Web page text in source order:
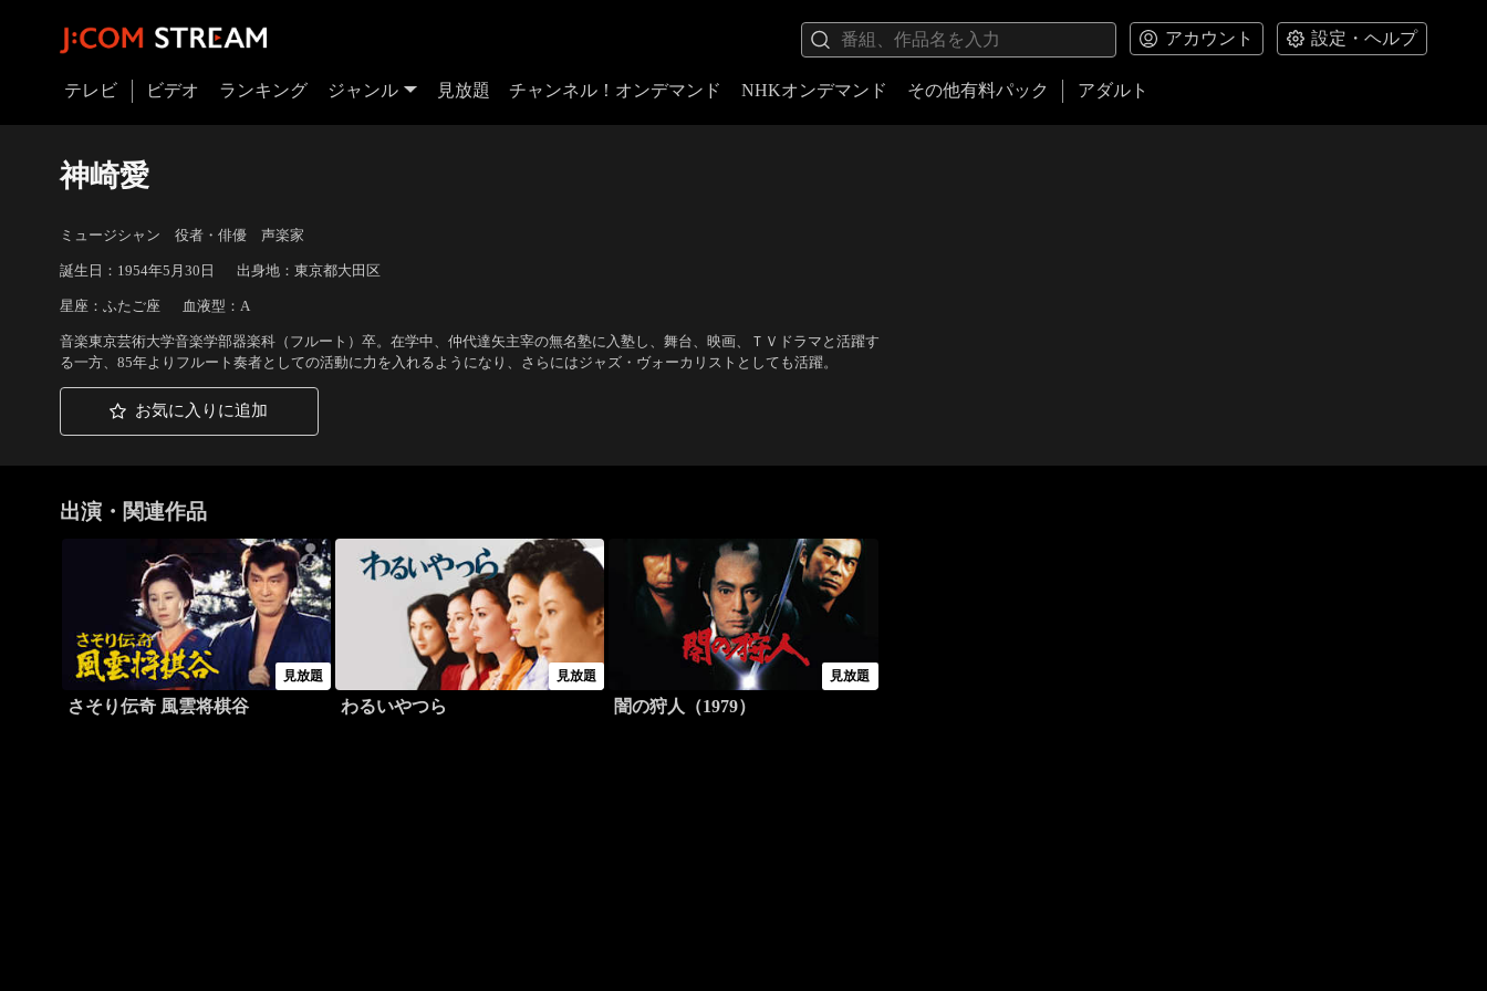
アカウント 設定・ヘルプ
テレビ ビデオ ランキング ジャンル 見放題 チャンネル！オンデマンド NHKオンデマンド その他有料パック アダルト
神崎愛
ミュージシャン 役者・俳優 声楽家
誕生日：1954年5月30日 出身地：東京都大田区
星座：ふたご座 血液型：A
音楽東京芸術大学音楽学部器楽科（フルート）卒。在学中、仲代達矢主宰の無名塾に入塾し、舞台、映画、ＴＶドラマと活躍す
る一方、85年よりフルート奏者としての活動に力を入れるようになり、さらにはジャズ・ヴォーカリストとしても活躍。
お気に入りに追加
出演・関連作品
見放題
さそり伝奇 風雲将棋谷
見放題
わるいやつら
見放題
闇の狩人（1979）